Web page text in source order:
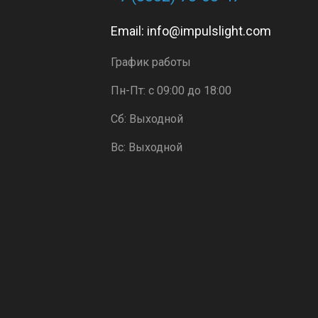
Email: info@impulslight.com
График работы
Пн-Пт: с 09:00 до 18:00
Сб: Выходной
Вс: Выходной